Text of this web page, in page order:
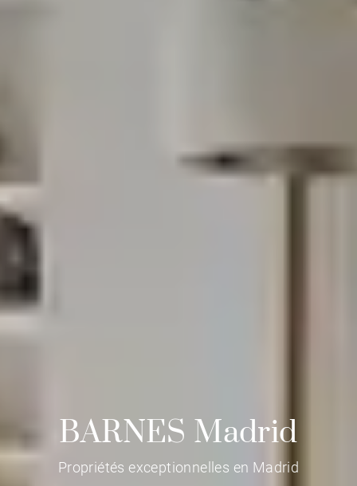
BARNES Madrid
Propriétés exceptionnelles en Madrid